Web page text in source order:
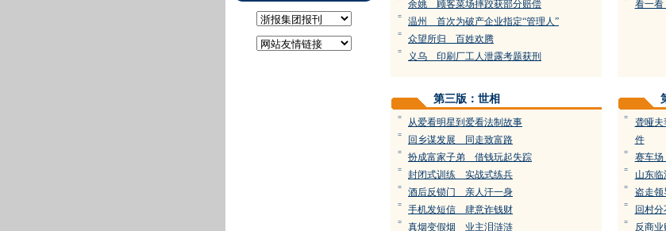
余姚 顾客菜场摔跤获部分赔偿
= 温州 首次为破产企业指定“管理人”
= 众望所归 百姓欢腾
= 义乌 印刷厂工人泄露考题获刑
看一
第三版：世相
= 从爱看明星到爱看法制故事
= 回乡谋发展 同走致富路
= 扮成富家子弟 借钱玩起失踪
= 封闭式训练 实战式练兵
= 酒后反锁门 亲人汗一身
= 手机发短信 肆意诈钱财
= 真烟变假烟 业主泪涟涟
=
聋哑
件
= 赛车
= 山东临
= 盗走领
= 回村
= 反商